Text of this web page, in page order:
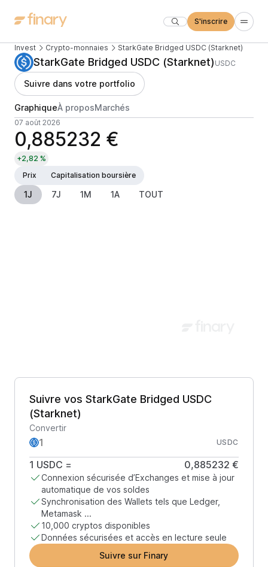
S'inscrire
Invest Crypto-monnaies StarkGate Bridged USDC (Starknet)
StarkGate Bridged USDC (Starknet) USDC
Suivre dans votre portfolio
GraphiqueÀ proposMarchés
07 août 2026
0,885232 €
+2,82 %
Prix
Capitalisation boursière
1J 7J 1M 1A TOUT
Suivre vos StarkGate Bridged USDC
(Starknet)
Convertir
USDC
1 USDC = 0,885232 €
Connexion sécurisée d’Exchanges et mise à jour
automatique de vos soldes
Synchronisation des Wallets tels que Ledger,
Metamask ...
10,000 cryptos disponibles
Données sécurisées et accès en lecture seule
Suivre sur Finary